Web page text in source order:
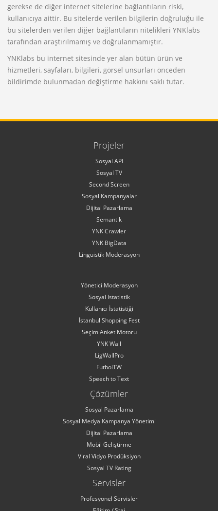
gerekse de diğer internet sitelerine bağlantıların riski,
kullanıcıya aittir. Bu sitelerde verilen bilgilerin doğruluğu ile
bu sitelerden verilen diğer bağlantıların nitelikleri YNKlabs
tarafından araştırılmamış ve doğrulanmamıştır.
YNKlabs bu internet sitesinde yer alan bütün ürün ve
hizmetleri, sayfaları, bilgileri, görsel unsurları önceden
bildirimde bulunmadan değiştirme hakkını saklı tutar.
Projeler
Sosyal API
Sosyal TV
Second Screen
Sosyal Kampanyalar
Dijital Pazarlama
Semantik
YNK Crawler
YNK BigData
Linguistik Moderasyon
Yönetici Moderasyon
Sosyal İstatistik
Kullanıcı İstatistiği
İstanbul Shopping Fest
Seçim Anket Motoru
YNK Wall
LigWallPro
FutbolTW
Speech to Text
Çözümler
Sosyal Pazarlama
Sosyal Medya Kampanya Yönetimi
Dijital Pazarlama
Mobil Geliştirme
Viral Vidyo Prodüksiyon
Sosyal TV Rating
Servisler
Profesyonel Servisler